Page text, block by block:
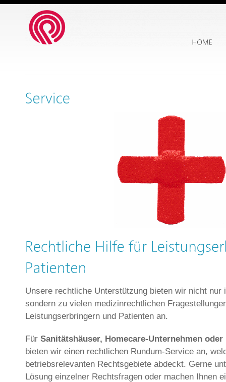
Unsere rechtliche Unterstützung bieten wir nicht
sondern zu vielen medizinrechtlichen
Leistungserbringern und Patienten an.
Für Sanitätshäuser, Homecare-Unternehmen
bieten wir einen rechtlichen Rundum-Service an,
betriebsrelevanten Rechtsgebiete abdeckt. Gerne
Lösung einzelner Rechtsfragen oder machen Ihnen